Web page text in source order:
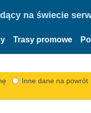
na świecie
Trasy promowe
Inne dane na powrót